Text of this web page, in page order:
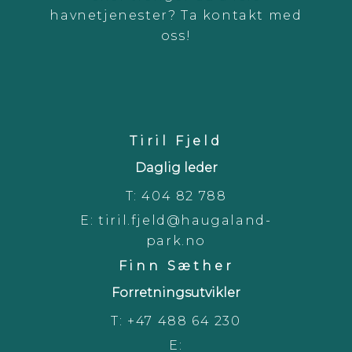
havnetjenester? Ta kontakt med
oss!
Tiril Fjeld
Daglig leder
T:404 82 788
E:tiril.fjeld@haugaland-
park.no
Finn Sæther
Forretningsutvikler
T: +47 488 64 230
E: